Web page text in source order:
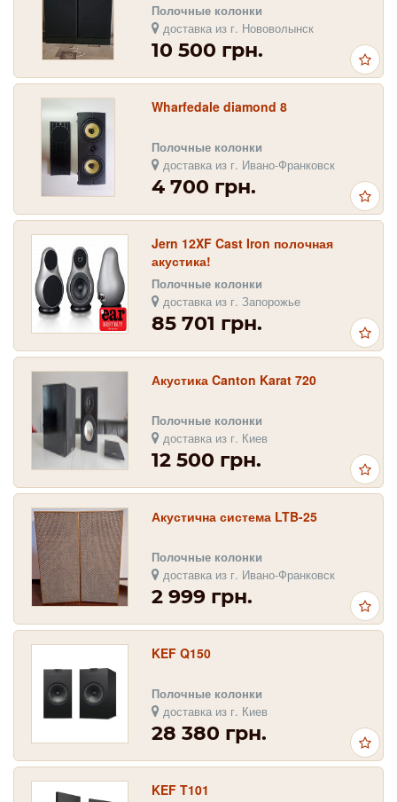
Полочные колонки
доставка из г. Нововолынск
10 500 грн.
Wharfedale diamond 8
Полочные колонки
доставка из г. Ивано-Франковск
4 700 грн.
Jern 12XF Cast Iron полочная
акустика!
Полочные колонки
доставка из г. Запорожье
85 701 грн.
Акустика Canton Karat 720
Полочные колонки
доставка из г. Киев
12 500 грн.
Акустична система LTB-25
Полочные колонки
доставка из г. Ивано-Франковск
2 999 грн.
KEF Q150
Полочные колонки
доставка из г. Киев
28 380 грн.
KEF T101